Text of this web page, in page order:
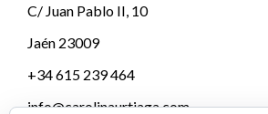
C/ Juan Pablo II, 10
Jaén 23009
+34 615 239 464
info@carolinaurtiaga.com